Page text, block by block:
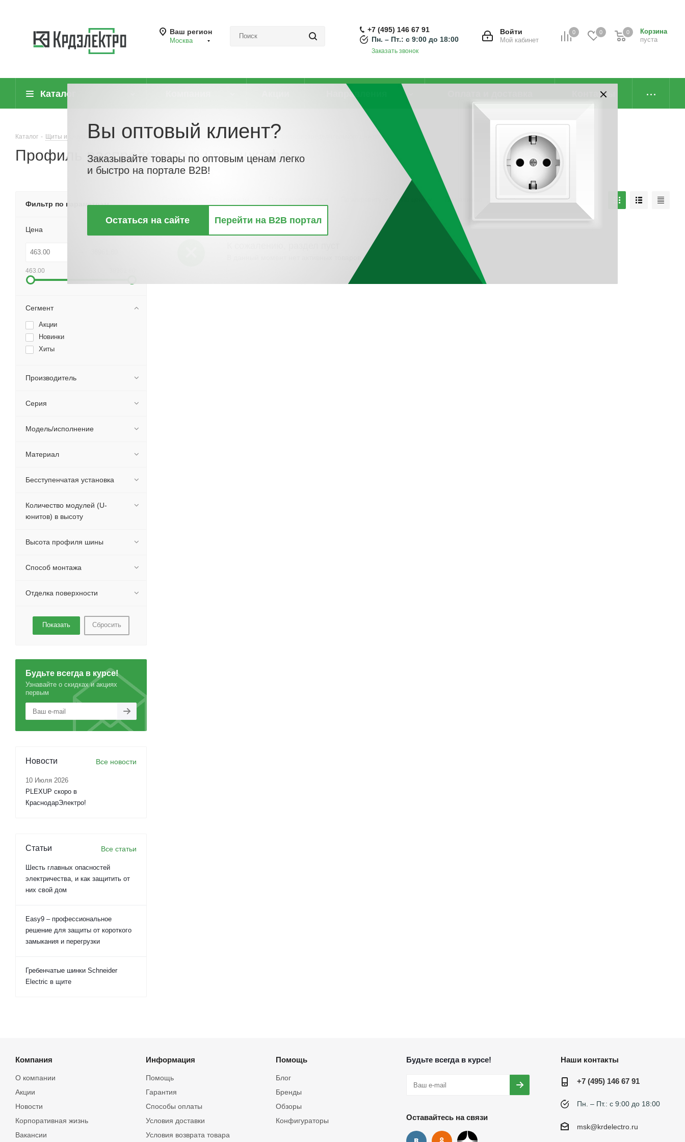
Ваш регион
Москва
0 0
Корзина
пуста
0
Войти
Мой кабинет
+7 (495) 146 67 91
Пн. – Пт.: с 9:00 до 18:00
Заказать звонок
Каталог Направления Контакты
Каталог - Щиты и шкафы, шинопровод - Корпуса шкафов сборной конструкции - Профиль распределительного шкафа
Профиль распределительного шкафа
По цене По наличию
Фильтр по параметрам
Цена
463.00
Сегмент
Акции
Новинки
Хиты
Производитель
Серия
Модель/исполнение
Материал
Бесступенчатая установка
Количество модулей (U-
юнитов) в высоту
Высота профиля шины
Способ монтажа
Отделка поверхности
Сбросить
Будьте всегда в курсе!
Узнавайте о скидках и акциях
первым
Новости Все новости
10 Июля 2026
PLEXUP скоро в
КраснодарЭлектро!
Статьи Все статьи
Шесть главных опасностей
электричества, и как защитить от
них свой дом
Easy9 – профессиональное
решение для защиты от короткого
замыкания и перегрузки
Гребенчатые шинки Schneider
Electric в щите
Компания
О компании
Акции
Новости
Корпоративная жизнь
Вакансии
Информация
Помощь
Гарантия
Способы оплаты
Условия доставки
Условия возврата товара
Помощь
Блог
Бренды
Обзоры
Конфигураторы
Будьте всегда в курсе!
Оставайтесь на связи
Наши контакты
+7 (495) 146 67 91
Пн. – Пт.: с 9:00 до 18:00
msk@krdelectro.ru
Вы оптовый клиент?
Заказывайте товары по оптовым ценам легко
и быстро на портале B2B!
Остаться на сайте Перейти на B2B портал